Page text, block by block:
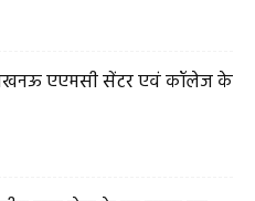
एएमसी सेंटर एवं कॉलेज के